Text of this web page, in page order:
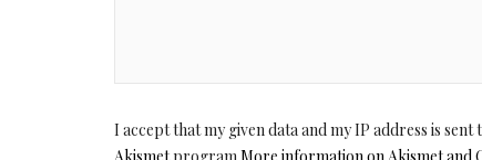
I accept that my given data and my IP address is